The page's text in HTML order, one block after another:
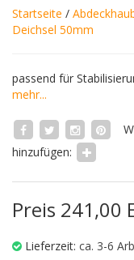
Startseite /
Deichsel 50mm
passend für
mehr...
hinzufügen:
Preis 241,00
Lieferzeit: ca. 3-6